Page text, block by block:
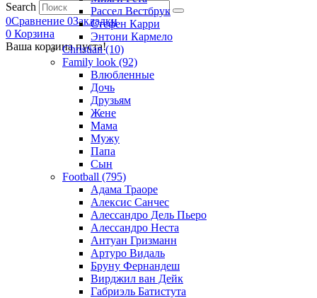
Search
0Сравнение 0Закладки
0 Корзина
Ваша корзина пуста!
Рассел Вестбрук
Стефен Карри
Энтони Кармело
Christian (10)
Family look (92)
Влюбленные
Дочь
Друзьям
Жене
Мама
Мужу
Папа
Сын
Football (795)
Адама Траоре
Алексис Санчес
Алессандро Дель Пьеро
Алессандро Неста
Антуан Гризманн
Артуро Видаль
Бруну Фернандеш
Вирджил ван Дейк
Габриэль Батистута